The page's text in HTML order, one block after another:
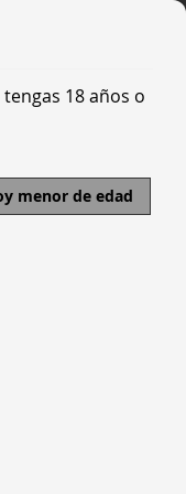
18 años o
menor de edad